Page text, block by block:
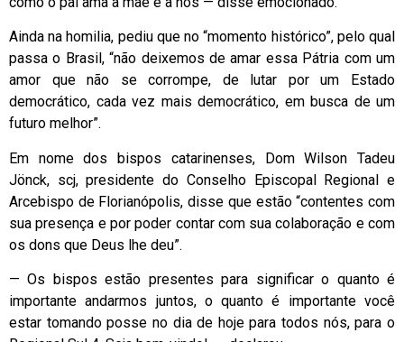
Ainda na homilia, pediu que no “momento histórico”, pelo qual
passa o Brasil, “não deixemos de amar essa Pátria com um
amor que não se corrompe, de lutar por um Estado
democrático, cada vez mais democrático, em busca de um
futuro melhor”.
Em nome dos bispos catarinenses, Dom Wilson Tadeu
Jönck, scj, presidente do Conselho Episcopal Regional e
Arcebispo de Florianópolis, disse que estão “contentes com
sua presença e por poder contar com sua colaboração e com
os dons que Deus lhe deu”.
— Os bispos estão presentes para significar o quanto é
importante andarmos juntos, o quanto é importante você
estar tomando posse no dia de hoje para todos nós, para o